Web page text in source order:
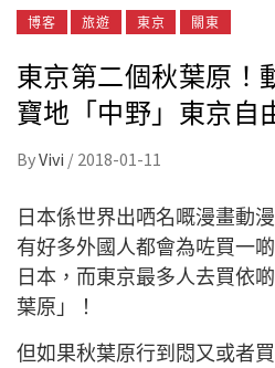
博客 旅遊 東京 關東
東京第二個秋葉原！
寶地「中野」東京自
ByVivi / 2018-01-11
日本係世界出哂名嘅漫畫動
有好多外國人都會為咗買一
日本，而東京最多人去買依
葉原」！
但如果秋葉原行到悶又或者